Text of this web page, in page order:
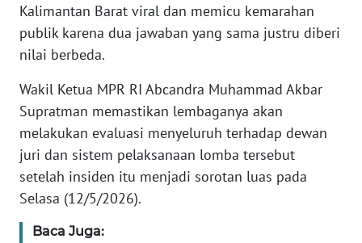
Kalimantan Barat viral dan memicu kemarahan
publik karena dua jawaban yang sama justru diberi
nilai berbeda.
Wakil Ketua MPR RI Abcandra Muhammad Akbar
Supratman memastikan lembaganya akan
melakukan evaluasi menyeluruh terhadap dewan
juri dan sistem pelaksanaan lomba tersebut
setelah insiden itu menjadi sorotan luas pada
Selasa (12/5/2026).
Baca Juga:
KONTAK
KAMI
IKLAN
TENTANG
KAMI
PEDOMAN
SIBER